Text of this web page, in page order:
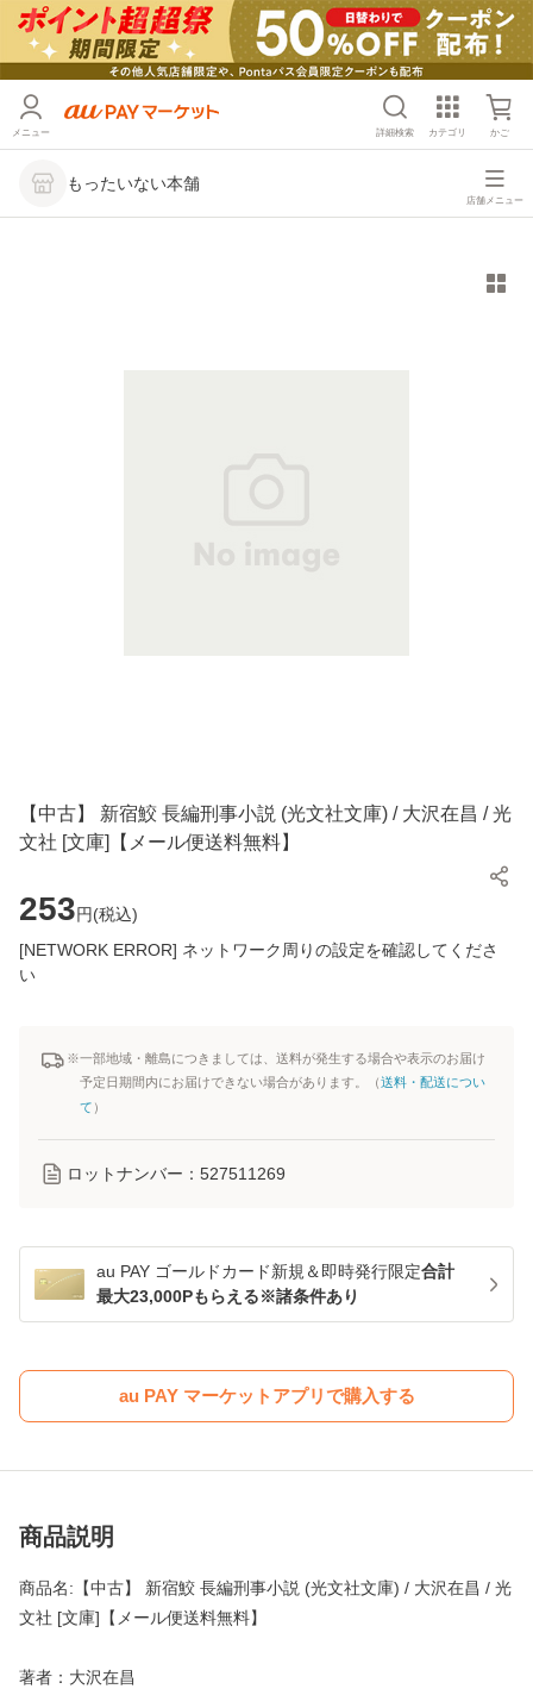
メニュー 詳細検索 カテゴリ かご
もったいない本舗
店舗メニュー
【中古】 新宿鮫 長編刑事小説 (光文社文庫) / 大沢在昌 / 光
文社 [文庫]【メール便送料無料】
253円(税込)
[NETWORK ERROR] ネットワーク周りの設定を確認してくださ
い
※一部地域・離島につきましては、送料が発生する場合や表示のお届け
予定日期間内にお届けできない場合があります。（送料・配送につい
て ）
ロットナンバー： 527511269
au PAY ゴールドカード新規＆即時発行限定合計
最大23,000Pもらえる※諸条件あり
au PAY マーケットアプリで購入する
商品説明
商品名:【中古】 新宿鮫 長編刑事小説 (光文社文庫) / 大沢在昌 / 光
文社 [文庫]【メール便送料無料】
著者：大沢在昌